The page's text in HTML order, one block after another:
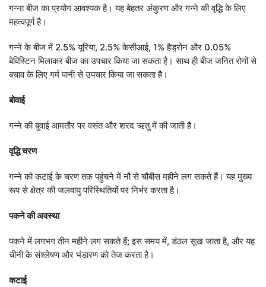
गन्ना बीज का प्रयोग आवश्यक है। यह बेहतर अंकुरण और गन्ने की वृद्धि के लिए
महत्वपूर्ण है।
गन्ने के बीज में 2.5% यूरिया, 2.5% केसीआई, 1% हैड्रोन और 0.05%
बेविस्टिन मिलाकर बीज का उपचार किया जा सकता है। साथ ही बीज जनित रोगों से
बचाव के लिए गर्म पानी से उपचार किया जा सकता है।
बोवाई
गन्ने की बुवाई आमतौर पर वसंत और शरद ऋतु में की जाती है।
वृद्धि चरण
गन्ने को कटाई के चरण तक पहुंचने में नौ से चौबीस महीने लग सकते हैं। यह मुख्य
रूप से क्षेत्र की जलवायु परिस्थितियों पर निर्भर करता है।
पकने की अवस्था
पकने में लगभग तीन महीने लग सकते हैं; इस समय में, डंठल सूख जाता है, और यह
चीनी के संश्लेषण और भंडारण को तेज करता है।
कटाई